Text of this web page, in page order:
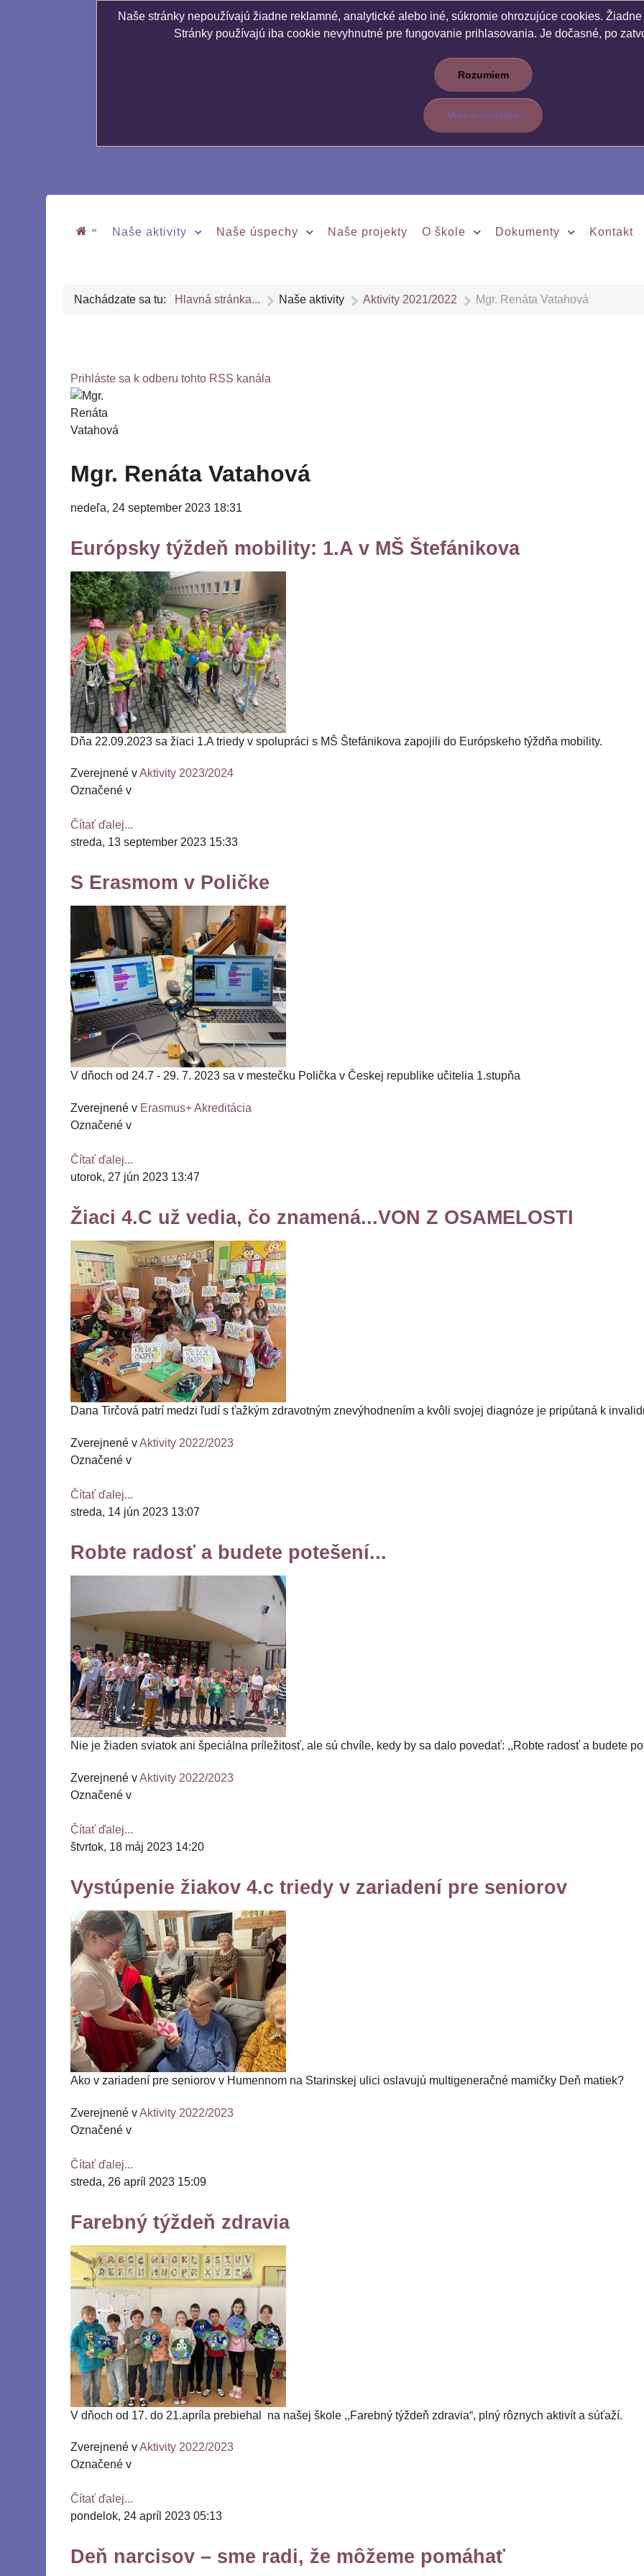
Naše stránky nepoužívajú žiadne reklamné, analytické alebo iné, súkromie ohrozujúce cookies.
Stránky používajú iba cookie nevyhnutné pre fungovanie prihlasovania. Je dočasné, po
Rozumiem
Viac o cookies
« Naše aktivity Naše úspechy Naše projekty O škole Dokumenty Kontakt
Nachádzate sa tu: Hlavná stránka... Naše aktivity Aktivity 2021/2022 Mgr. Renáta Vatahová
Prihláste sa k odberu tohto RSS kanála
Mgr. Renáta Vatahová
nedeľa, 24 september 2023 18:31
Európsky týždeň mobility: 1.A v MŠ Štefánikova
Dňa 22.09.2023 sa žiaci 1.A triedy v spolupráci s MŠ Štefánikova zapojili do Európskeho týždňa mobility.
Zverejnené vAktivity 2023/2024
Označené v
Čítať ďalej...
streda, 13 september 2023 15:33
S Erasmom v Poličke
V dňoch od 24.7 - 29. 7. 2023 sa v mestečku Polička v Českej republike učitelia 1.stupňa
Zverejnené v Erasmus+ Akreditácia
Označené v
Čítať ďalej...
utorok, 27 jún 2023 13:47
Žiaci 4.C už vedia, čo znamená...VON Z OSAMELOSTI
Dana Tirčová patrí medzi ľudí s ťažkým zdravotným znevýhodnením a kvôli svojej diagnóze je pripútaná k
Zverejnené vAktivity 2022/2023
Označené v
Čítať ďalej...
streda, 14 jún 2023 13:07
Robte radosť a budete potešení...
Nie je žiaden sviatok ani špeciálna príležitosť, ale sú chvíle, kedy by sa dalo povedať: ,,Robte radosť a budete
Zverejnené vAktivity 2022/2023
Označené v
Čítať ďalej...
štvrtok, 18 máj 2023 14:20
Vystúpenie žiakov 4.c triedy v zariadení pre seniorov
Ako v zariadení pre seniorov v Humennom na Starinskej ulici oslavujú multigeneračné mamičky Deň matiek?
Zverejnené vAktivity 2022/2023
Označené v
Čítať ďalej...
streda, 26 apríl 2023 15:09
Farebný týždeň zdravia
V dňoch od 17. do 21.apríla prebiehal na našej škole ,,Farebný týždeň zdravia“, plný rôznych aktivít a súťaží.
Zverejnené vAktivity 2022/2023
Označené v
Čítať ďalej...
pondelok, 24 apríl 2023 05:13
Deň narcisov – sme radi, že môžeme pomáhať